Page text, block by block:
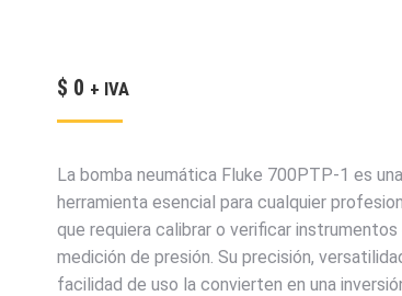
$ 0 + IVA
La bomba neumática Fluke 700PTP-1 es una
herramienta esencial para cualquier
que requiera calibrar o verificar instrumentos
medición de presión. Su precisión,
facilidad de uso la convierten en una